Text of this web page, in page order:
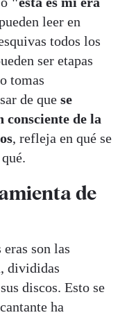
leer en
todos los
ser etapas
tomas
de que se
consciente de la
, refleja en qué se
de
son las
divididas
discos. Esto se
ha